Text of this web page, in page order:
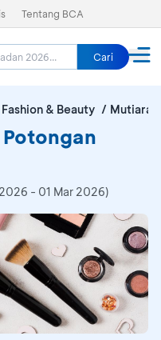
Tentang BCA
Cari
Fashion & Beauty Mutiara
- 01 Mar 2026)